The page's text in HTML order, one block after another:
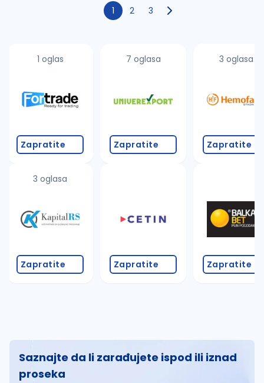
1 2 3
1 oglas
Zapratite
3 oglasa
Zapratite
7 oglasa
Zapratite
Zapratite
3 oglasa
Zapratite
Zapratite
Saznajte da li zarađujete ispod ili iznad
proseka